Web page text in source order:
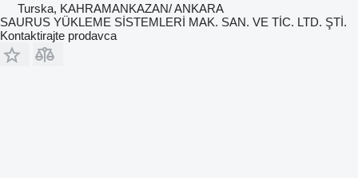
Turska, KAHRAMANKAZAN/ ANKARA
SAURUS YÜKLEME SİSTEMLERİ MAK. SAN. VE TİC. LTD. ŞTİ.
Kontaktirajte prodavca